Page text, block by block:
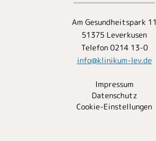
Am Gesundheitspark 11
51375 Leverkusen
Telefon 0214 13-0
info@klinikum-lev.de
Impressum
Datenschutz
Cookie-Einstellungen